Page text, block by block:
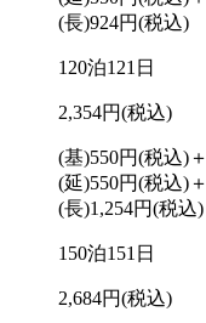
(長)924円(税込)
120泊121日
2,354円(税込)
(基)550円(税込)＋
(延)550円(税込)＋
(長)1,254円(税込)
150泊151日
2,684円(税込)